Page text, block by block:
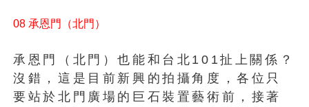
08 承恩門（北門）
承恩門（北門）也能和台北101扯上關係？
沒錯，這是目前新興的拍攝角度，各位只
要站於北門廣場的巨石裝置藝術前，接著